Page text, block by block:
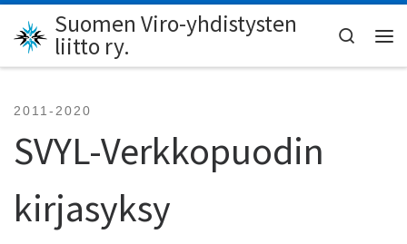
Skip to content
Suomen Viro-yhdistysten
liitto ry.
Search
2011-2020
SVYL-Verkkopuodin
kirjasyksy